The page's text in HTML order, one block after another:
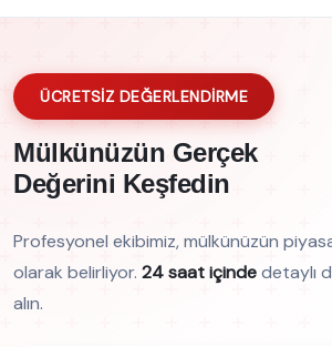
ÜCRETSİZ DEĞERLENDİRME
Mülkünüzün Gerçek
Değerini Keşfedin
Profesyonel ekibimiz, mülkünüzün
olarak belirliyor. 24 saat içindedetaylı
alın.